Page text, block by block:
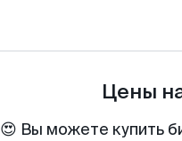
Цены
😍 Вы можете купить